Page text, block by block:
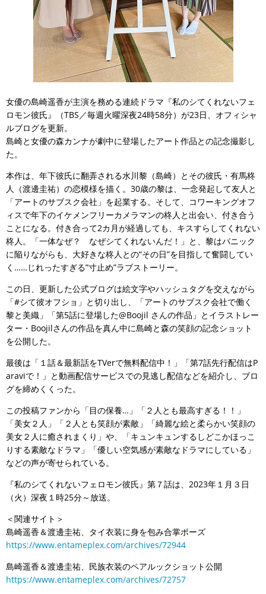
女優の島崎遥香が主演を務める連続ドラマ『私のシてくれないフェ
ロモン彼氏』（TBS／毎週火曜深夜24時58分）が23日、オフィシャ
ルブログを更新。
島崎と女優の森カンナが劇中に登場したアート作品との記念撮影し
た。
本作は、年下彼氏に翻弄される水川黎（島崎）とその彼氏・有馬柊
人（渡邊圭祐）の恋模様を描く。30歳の黎は、一念発起して友人と
「アートのサブスク会社」を起業する。そして、コワーキングオフ
ィスで年下のイケメンフリーカメラマンの柊人と出会い、付き合う
ことになる。付き合って2カ月が経過しても、キスすらしてくれない
柊人。「一体なぜ？ なぜシてくれないんだ！」と、黎はパニック
に陥りながらも、大好きな柊人との“その日”を目指して奮闘してい
く……じれったすぎる”寸止め”ラブストーリー。
この日、更新した公式ブログは絵文字やハッシュタグを交えながら
「#シて彼オフショ」と切り出し、「アートのサブスク会社で働く
黎と美織」「第5話に登場した@Boojil さんの作品」とイラストレー
ター・Boojilさんの作品を真ん中に島崎と森の笑顔の記念ショット
を公開した。
最後は「１話＆最新話をTVerで無料配信中！」「第7話先行配信はP
araviで！」と動画配信サービスでの見逃し配信などを紹介し、ブロ
グを締めくくった。
この投稿ファンから「目の保養…」「２人とも最高すぎる！！」
「美女２人」「２人とも笑顔が素敵」「綺麗な絵と柔らかい笑顔の
美女２人に癒されまくり」や、「キュンキュンするしどこかほっこ
りする素敵なドラマ」「優しい空気感が素敵なドラマにしている」
などの声が寄せられている。
『私のシてくれないフェロモン彼氏』第７話は、2023年１月３日
（火）深夜１時25分～放送。
＜関連サイト＞
島崎遥香＆渡邊圭祐、タイ衣装に身を包み合掌ポーズ
https://www.entameplex.com/archives/72944
島崎遥香＆渡邊圭祐、民族衣装のペアルックショット公開
https://www.entameplex.com/archives/72757